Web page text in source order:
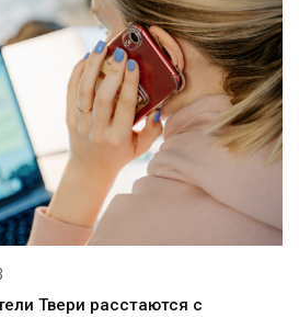
Твери расстаются с